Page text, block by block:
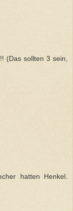
(Das sollten 3 sein,
hatten Henkel.